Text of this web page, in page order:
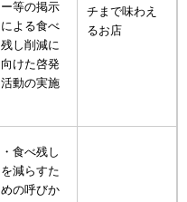
ー等の掲示
による食べ
残し削減に
向けた啓発
活動の実施
チまで味わえ
るお店
・食べ残し
を減らすた
めの呼びか